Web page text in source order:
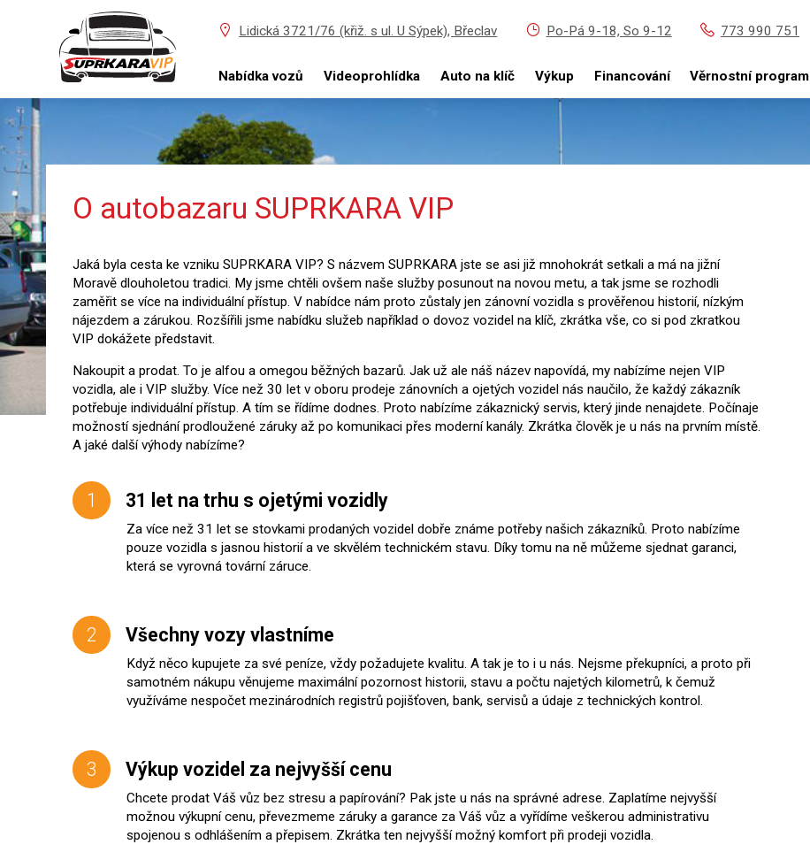
Lidická 3721/76 (křiž. s ul. U Sýpek), Břeclav Po-Pá 9-18, So 9-12 773 990 751
Nabídka vozů Videoprohlídka Auto na klíč Výkup Financování Věrnostní program
O autobazaru SUPRKARA VIP
Jaká byla cesta ke vzniku SUPRKARA VIP? S názvem SUPRKARA jste se asi již mnohokrát setkali a má na jižní
Moravě dlouholetou tradici. My jsme chtěli ovšem naše služby posunout na novou metu, a tak jsme se rozhodli
zaměřit se více na individuální přístup. V nabídce nám proto zůstaly jen zánovní vozidla s prověřenou historií, nízkým
nájezdem a zárukou. Rozšířili jsme nabídku služeb například o dovoz vozidel na klíč, zkrátka vše, co si pod zkratkou
VIP dokážete představit.
Nakoupit a prodat. To je alfou a omegou běžných bazarů. Jak už ale náš název napovídá, my nabízíme nejen VIP
vozidla, ale i VIP služby. Více než 30 let v oboru prodeje zánovních a ojetých vozidel nás naučilo, že každý zákazník
potřebuje individuální přístup. A tím se řídíme dodnes. Proto nabízíme zákaznický servis, který jinde nenajdete. Počínaje
možností sjednání prodloužené záruky až po komunikaci přes moderní kanály. Zkrátka člověk je u nás na prvním místě.
A jaké další výhody nabízíme?
1 31 let na trhu s ojetými vozidly
Za více než 31 let se stovkami prodaných vozidel dobře známe potřeby našich zákazníků. Proto nabízíme
pouze vozidla s jasnou historií a ve skvělém technickém stavu. Díky tomu na ně můžeme sjednat garanci,
která se vyrovná tovární záruce.
2 Všechny vozy vlastníme
Když něco kupujete za své peníze, vždy požadujete kvalitu. A tak je to i u nás. Nejsme překupníci, a proto při
samotném nákupu věnujeme maximální pozornost historii, stavu a počtu najetých kilometrů, k čemuž
využíváme nespočet mezinárodních registrů pojišťoven, bank, servisů a údaje z technických kontrol.
3 Výkup vozidel za nejvyšší cenu
Chcete prodat Váš vůz bez stresu a papírování? Pak jste u nás na správné adrese. Zaplatíme nejvyšší
možnou výkupní cenu, převezmeme záruky a garance za Váš vůz a vyřídíme veškerou administrativu
spojenou s odhlášením a přepisem. Zkrátka ten nejvyšší možný komfort při prodeji vozidla.